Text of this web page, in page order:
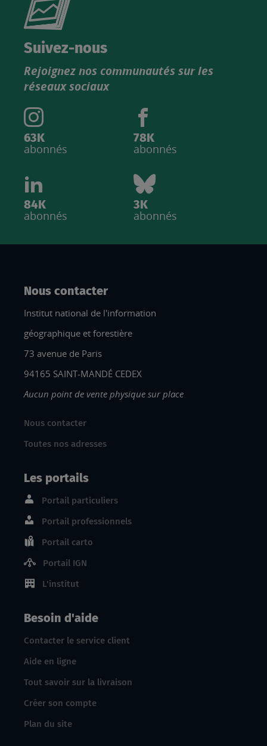
catalogue
Suivez-nous
Rejoignez nos communautés sur les
réseaux sociaux
63K
abonnés
78K
abonnés
84K
abonnés
3K
abonnés
Nous contacter
Institut national de l'information
géographique et forestière
73 avenue de Paris
94165 SAINT-MANDÉ CEDEX
Aucun point de vente physique sur place
Nous contacter
Toutes nos adresses
Les portails
Portail particuliers
Portail professionnels
Portail carto
Portail IGN
L'institut
Besoin d'aide
Contacter le service client
Aide en ligne
Tout savoir sur la livraison
Créer son compte
Plan du site